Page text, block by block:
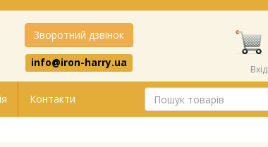
Зворотний дзвінок
info@iron-harry.ua
Вхід
Контакти